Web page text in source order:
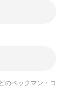
のベックマン・コ